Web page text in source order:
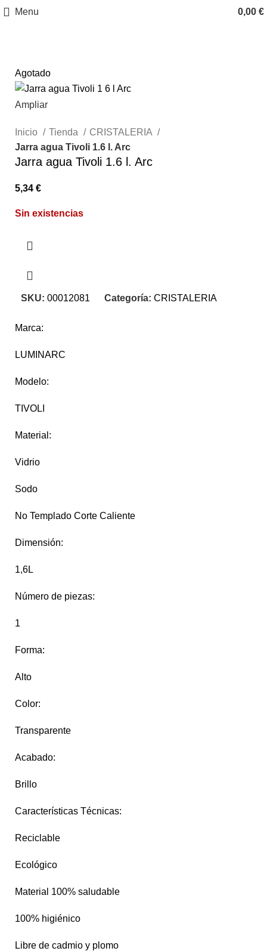
Menu 0,00 €
Agotado
Ampliar
Inicio Tienda
CRISTALERIA
Jarra agua Tivoli 1.6 l. Arc
Jarra agua Tivoli 1.6 l. Arc
5,34 €
Sin existencias
SKU: 00012081 Categoría: CRISTALERIA
Marca:
LUMINARC
Modelo:
TIVOLI
Material:
Vidrio
Sodo
No Templado Corte Caliente
Dimensión:
1,6L
Número de piezas:
1
Forma:
Alto
Color:
Transparente
Acabado:
Brillo
Características Técnicas:
Reciclable
Ecológico
Material 100% saludable
100% higiénico
Libre de cadmio y plomo